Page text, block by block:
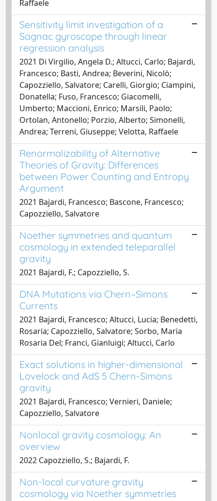
Raffaele
Sensitivity limit investigation of a
Sagnac gyroscope through linear
regression analysis
2021 Di Virgilio, Angela D.; Altucci, Carlo; Bajardi,
Francesco; Basti, Andrea; Beverini, Nicolò;
Capozziello, Salvatore; Carelli, Giorgio; Ciampini,
Donatella; Fuso, Francesco; Giacomelli,
Umberto; Maccioni, Enrico; Marsili, Paolo;
Ortolan, Antonello; Porzio, Alberto; Simonelli,
Andrea; Terreni, Giuseppe; Velotta, Raffaele
Renormalizability of Alternative
Theories of Gravity: Differences
between Power Counting and Entropy
Argument
2021 Bajardi, Francesco; Bascone, Francesco;
Capozziello, Salvatore
Noether symmetries and quantum
cosmology in extended teleparallel
gravity
2021 Bajardi, F.; Capozziello, S.
DNA Mutations via Chern–Simons
Currents
2021 Bajardi, Francesco; Altucci, Lucia; Benedetti,
Rosaria; Capozziello, Salvatore; Sorbo, Maria
Rosaria Del; Franci, Gianluigi; Altucci, Carlo
Exact solutions in higher-dimensional
Lovelock and AdS 5 Chern-Simons
gravity
2021 Bajardi, Francesco; Vernieri, Daniele;
Capozziello, Salvatore
Nonlocal gravity cosmology: An
overview
2022 Capozziello, S.; Bajardi, F.
Non-local curvature gravity
cosmology via Noether symmetries